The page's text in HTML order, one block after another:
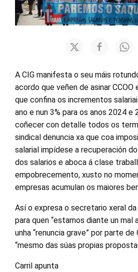
A CIG manifesta o seu máis
acordo que veñen de asinar CCOO
que confina os incrementos
ano e nun 3% para os anos 2024
coñecer con detalle todos os
sindical denuncia xa que coa
salarial impídese a recuperación
dos salarios e aboca á clase
empobrecemento, xusto no
empresas acumulan os maiores
Así o expresa o secretario xeral da
para quen “estamos diante un mal
unha “renuncia grave” por parte de
“mesmo das súas propias
Carril apunta